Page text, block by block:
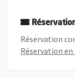
Réservation
Réservation